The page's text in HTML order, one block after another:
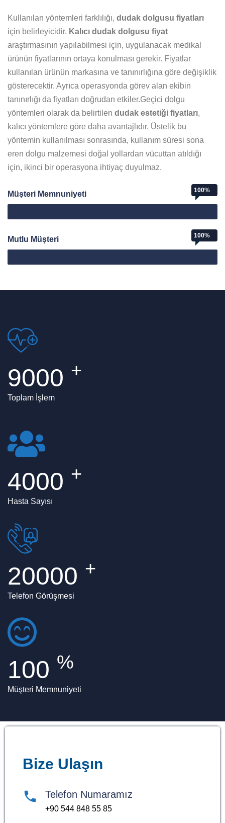
Kullanılan yöntemleri farklılığı, dudak dolgusu fiyatları
için belirleyicidir. Kalıcı dudak dolgusu fiyat
araştırmasının yapılabilmesi için, uygulanacak medikal
ürünün fiyatlarının ortaya konulması gerekir. Fiyatlar
kullanılan ürünün markasına ve tanınırlığına göre değişiklik
gösterecektir. Ayrıca operasyonda görev alan ekibin
tanınırlığı da fiyatları doğrudan etkiler.Geçici dolgu
yöntemleri olarak da belirtilen dudak estetiği fiyatları,
kalıcı yöntemlere göre daha avantajlıdır. Üstelik bu
yöntemin kullanılması sonrasında, kullanım süresi sona
eren dolgu malzemesi doğal yollardan vücuttan atıldığı
için, ikinci bir operasyona ihtiyaç duyulmaz.
Müşteri Memnuniyeti 100%
Mutlu Müşteri 100%
9000 +
Toplam İşlem
4000 +
Hasta Sayısı
20000 +
Telefon Görüşmesi
100 %
Müşteri Memnuniyeti
Bize Ulaşın
Telefon Numaramız
+90 544 848 55 85